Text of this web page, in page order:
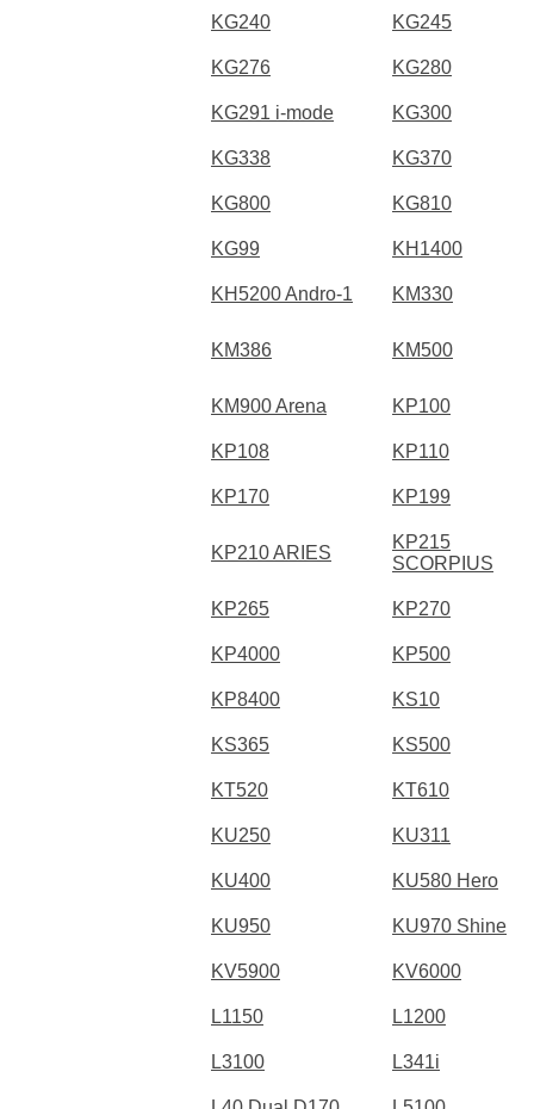
KG240 KG245
KG276 KG280
KG291 i-mode KG300
KG338 KG370
KG800 KG810
KG99 KH1400
KH5200 Andro-1 KM330
KM386 KM500
KM900 Arena KP100
KP108 KP110
KP170 KP199
KP210 ARIES
KP215
SCORPIUS
KP265 KP270
KP4000 KP500
KP8400 KS10
KS365 KS500
KT520 KT610
KU250 KU311
KU400 KU580 Hero
KU950 KU970 Shine
KV5900 KV6000
L1150 L1200
L3100 L341i